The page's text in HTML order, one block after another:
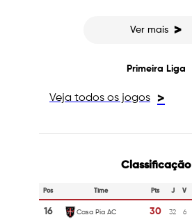
Ver mais >
Primeira Liga
Veja todos os jogos >
Classificação
Pos Time Pts J V
16 Casa Pia AC 30 32 6